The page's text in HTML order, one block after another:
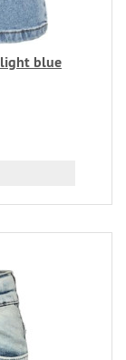
light blue